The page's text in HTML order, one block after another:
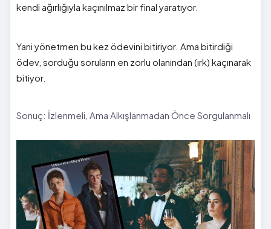
kendi ağırlığıyla kaçınılmaz bir final yaratıyor.
Yani yönetmen bu kez ödevini bitiriyor. Ama bitirdiği
ödev, sorduğu soruların en zorlu olanından (ırk) kaçınarak
bitiyor.
Sonuç: İzlenmeli, Ama Alkışlanmadan Önce Sorgulanmalı